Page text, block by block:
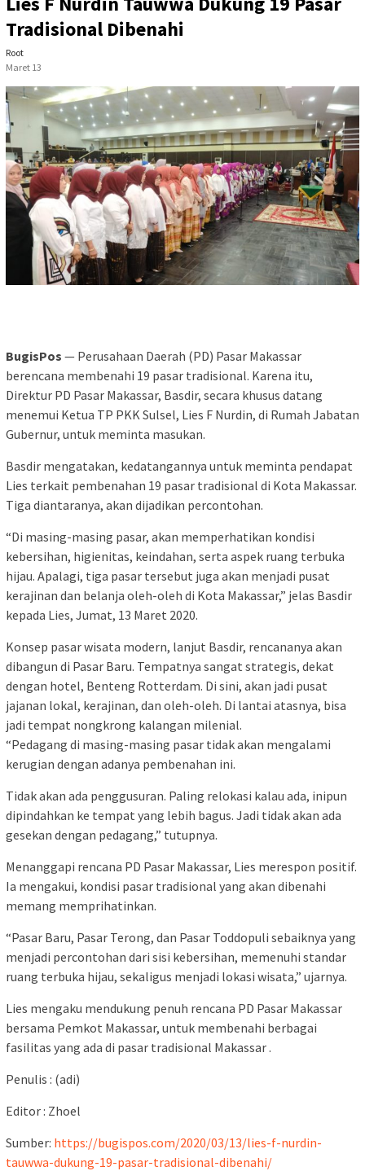
Tradisional Dibenahi
Root
Maret 13
BugisPos — Perusahaan Daerah (PD) Pasar Makassar
berencana membenahi 19 pasar tradisional. Karena itu,
Direktur PD Pasar Makassar, Basdir, secara khusus datang
menemui Ketua TP PKK Sulsel, Lies F Nurdin, di Rumah Jabatan
Gubernur, untuk meminta masukan.
Basdir mengatakan, kedatangannya untuk meminta pendapat
Lies terkait pembenahan 19 pasar tradisional di Kota Makassar.
Tiga diantaranya, akan dijadikan percontohan.
“Di masing-masing pasar, akan memperhatikan kondisi
kebersihan, higienitas, keindahan, serta aspek ruang terbuka
hijau. Apalagi, tiga pasar tersebut juga akan menjadi pusat
kerajinan dan belanja oleh-oleh di Kota Makassar,” jelas Basdir
kepada Lies, Jumat, 13 Maret 2020.
Konsep pasar wisata modern, lanjut Basdir, rencananya akan
dibangun di Pasar Baru. Tempatnya sangat strategis, dekat
dengan hotel, Benteng Rotterdam. Di sini, akan jadi pusat
jajanan lokal, kerajinan, dan oleh-oleh. Di lantai atasnya, bisa
jadi tempat nongkrong kalangan milenial.
“Pedagang di masing-masing pasar tidak akan mengalami
kerugian dengan adanya pembenahan ini.
Tidak akan ada penggusuran. Paling relokasi kalau ada, inipun
dipindahkan ke tempat yang lebih bagus. Jadi tidak akan ada
gesekan dengan pedagang,” tutupnya.
Menanggapi rencana PD Pasar Makassar, Lies merespon positif.
Ia mengakui, kondisi pasar tradisional yang akan dibenahi
memang memprihatinkan.
“Pasar Baru, Pasar Terong, dan Pasar Toddopuli sebaiknya yang
menjadi percontohan dari sisi kebersihan, memenuhi standar
ruang terbuka hijau, sekaligus menjadi lokasi wisata,” ujarnya.
Lies mengaku mendukung penuh rencana PD Pasar Makassar
bersama Pemkot Makassar, untuk membenahi berbagai
fasilitas yang ada di pasar tradisional Makassar .
Penulis : (adi)
Editor : Zhoel
Sumber: https://bugispos.com/2020/03/13/lies-f-nurdin-
tauwwa-dukung-19-pasar-tradisional-dibenahi/